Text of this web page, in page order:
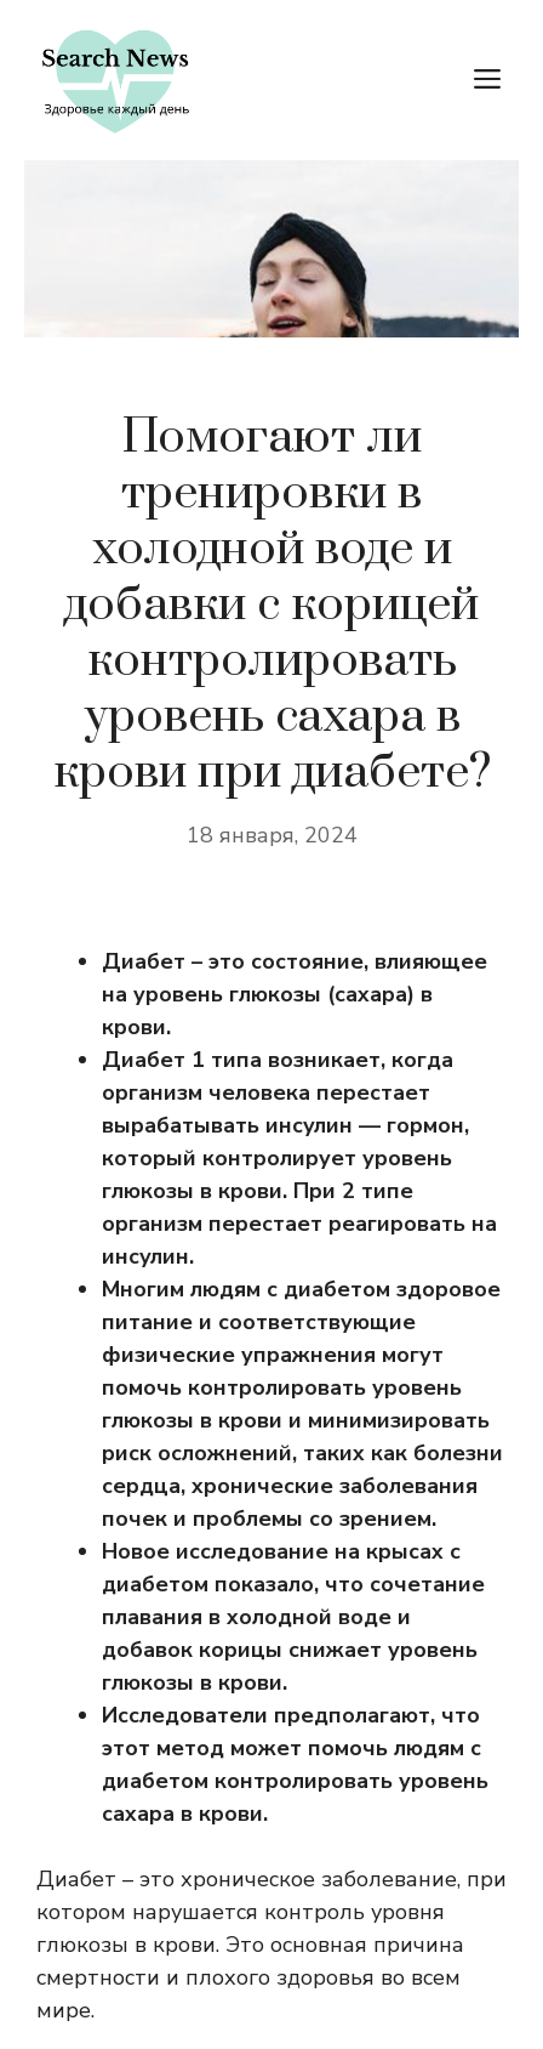
содержимому
Помогают ли
тренировки в
холодной воде и
добавки с корицей
контролировать
уровень сахара в
крови при диабете?
18 января, 2024
Диабет – это состояние, влияющее
на уровень глюкозы (сахара) в
крови.
Диабет 1 типа возникает, когда
организм человека перестает
вырабатывать инсулин — гормон,
который контролирует уровень
глюкозы в крови. При 2 типе
организм перестает реагировать на
инсулин.
Многим людям с диабетом здоровое
питание и соответствующие
физические упражнения могут
помочь контролировать уровень
глюкозы в крови и минимизировать
риск осложнений, таких как болезни
сердца, хронические заболевания
почек и проблемы со зрением.
Новое исследование на крысах с
диабетом показало, что сочетание
плавания в холодной воде и
добавок корицы снижает уровень
глюкозы в крови.
Исследователи предполагают, что
этот метод может помочь людям с
диабетом контролировать уровень
сахара в крови.
Диабет – это хроническое заболевание, при
котором нарушается контроль уровня
глюкозы в крови. Это основная причина
смертности и плохого здоровья во всем
мире.